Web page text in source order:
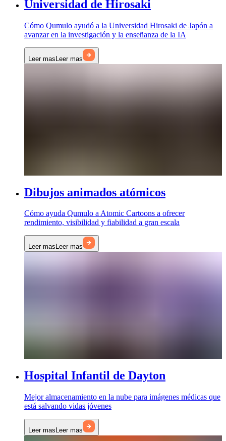
Universidad de Hirosaki
Cómo Qumulo ayudó a la Universidad Hirosaki de Japón a
avanzar en la investigación y la enseñanza de la IA
Leer mas Leer mas
Dibujos animados atómicos
Cómo ayuda Qumulo a Atomic Cartoons a ofrecer
rendimiento, visibilidad y fiabilidad a gran escala
Leer mas Leer mas
Hospital Infantil de Dayton
Mejor almacenamiento en la nube para imágenes médicas que
está salvando vidas jóvenes
Leer mas Leer mas